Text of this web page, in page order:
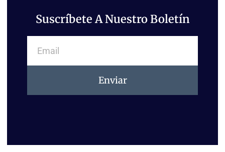
Suscríbete A Nuestro Boletín
Enviar